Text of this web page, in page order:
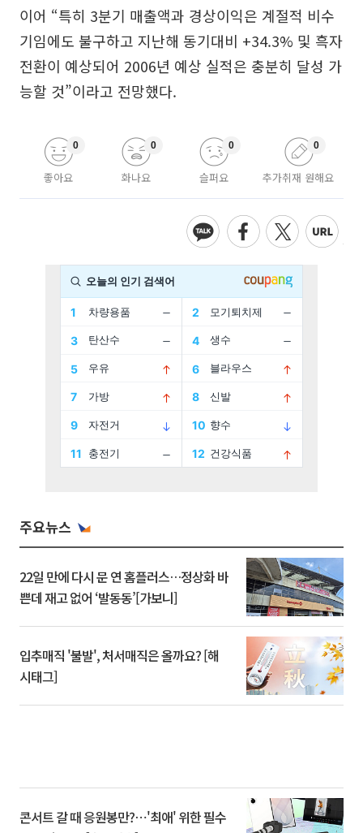
이어 “특히 3분기 매출액과 경상이익은 계절적 비수
기임에도 불구하고 지난해 동기대비 +34.3% 및 흑자
전환이 예상되어 2006년 예상 실적은 충분히 달성 가
능할 것”이라고 전망했다.
좋아요
0
화나요
0
슬퍼요
0
추가취재 원해요
0
주요뉴스
22일 만에 다시 문 연 홈플러스…정상화 바
쁜데 재고 없어 ‘발동동’[가보니]
입추매직 '불발', 처서매직은 올까요? [해
시태그]
콘서트 갈 때 응원봉만?⋯'최애' 위한 필수